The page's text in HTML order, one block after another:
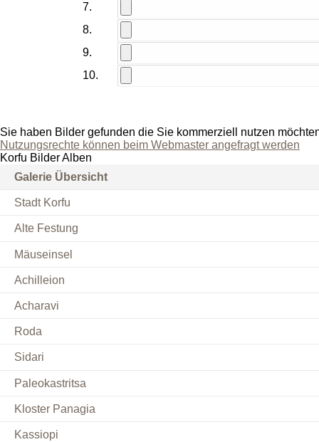
7.
8.
9.
10.
Sie haben Bilder gefunden die Sie kommerziell nutzen
Nutzungsrechte können beim Webmaster angefragt werden
Korfu Bilder Alben
Galerie Übersicht
Stadt Korfu
Alte Festung
Mäuseinsel
Achilleion
Acharavi
Roda
Sidari
Paleokastritsa
Kloster Panagia
Kassiopi